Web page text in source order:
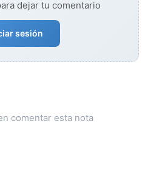
dejar tu comentario
sesión
comentar esta nota